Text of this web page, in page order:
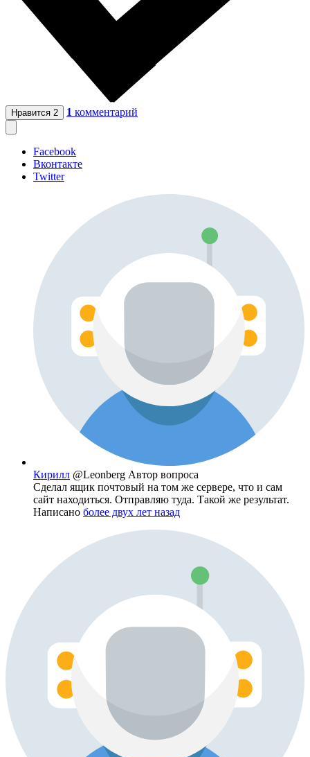
Нравится 2 1 комментарий
Facebook
Вконтакте
Twitter
Кирилл @Leonberg Автор вопроса
Сделал ящик почтовый на том же сервере, что и сам
сайт находиться. Отправляю туда. Такой же результат.
Написано более двух лет назад